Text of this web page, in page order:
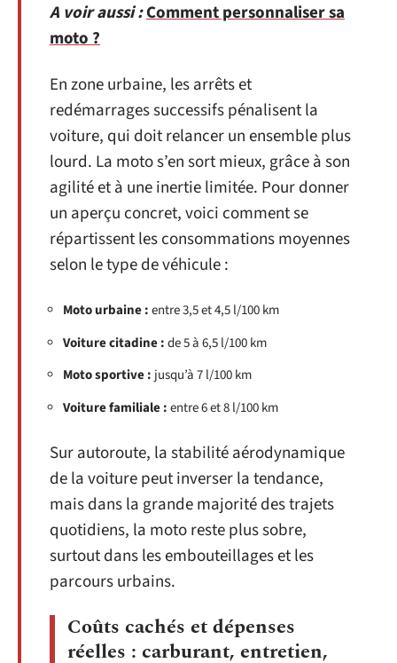
A voir aussi :Comment personnaliser sa
moto ?
En zone urbaine, les arrêts et
redémarrages successifs pénalisent la
voiture, qui doit relancer un ensemble plus
lourd. La moto s’en sort mieux, grâce à son
agilité et à une inertie limitée. Pour donner
un aperçu concret, voici comment se
répartissent les consommations moyennes
selon le type de véhicule :
Moto urbaine :entre 3,5 et 4,5 l/100 km
Voiture citadine :de 5 à 6,5 l/100 km
Moto sportive : jusqu’à 7 l/100 km
Voiture familiale :entre 6 et 8 l/100 km
Sur autoroute, la stabilité aérodynamique
de la voiture peut inverser la tendance,
mais dans la grande majorité des trajets
quotidiens, la moto reste plus sobre,
surtout dans les embouteillages et les
parcours urbains.
Coûts cachés et dépenses
réelles : carburant, entretien,